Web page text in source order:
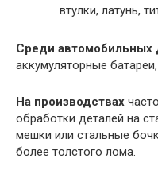
втулки, латунь,
Среди автомобильных
аккумуляторные
На производствах
обработки деталей на
мешки или стальные
более толстого лома.